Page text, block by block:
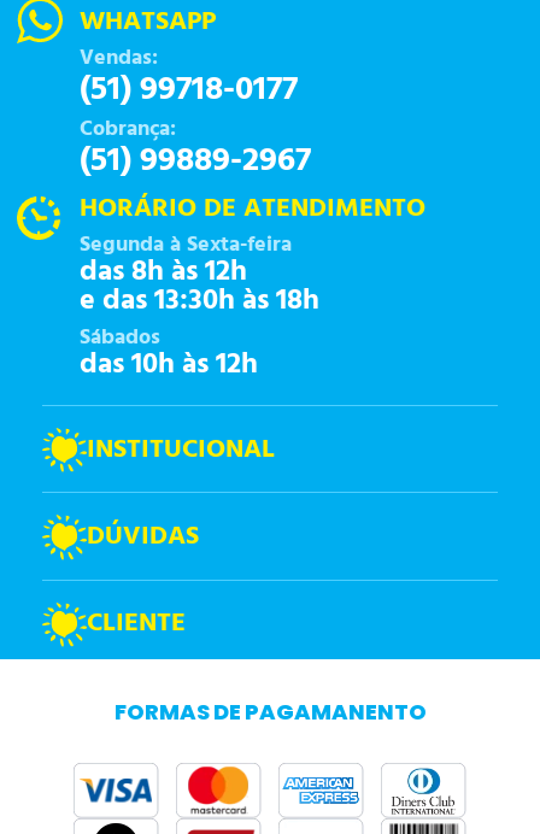
WHATSAPP
Vendas:
(51) 99718-0177
Cobrança:
(51) 99889-2967
HORÁRIO DE ATENDIMENTO
Segunda à Sexta-feira
das 8h às 12h
e das 13:30h às 18h
Sábados
das 10h às 12h
INSTITUCIONAL
DÚVIDAS
CLIENTE
FORMAS DE PAGAMANENTO